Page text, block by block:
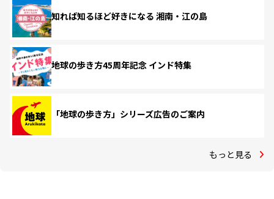
知れば知るほど好きになる 湘南・江の島
地球の歩き方45周年記念 インド特集
「地球の歩き方」シリーズ広告のご案内
もっと見る